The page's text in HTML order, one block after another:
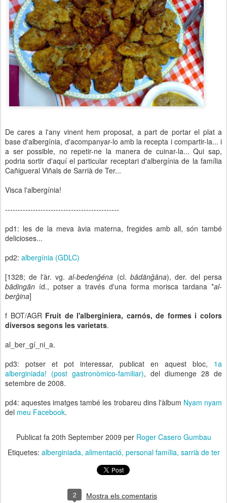
De cares a l'any vinent hem proposat, a part de portar el plat a
base d'albergínia, d'acompanyar-lo amb la recepta i compartir-la... i
a ser possible, no repetir-ne la manera de cuinar-la... Qui sap,
podria sortir d'aquí el particular receptari d'albergínia de la família
Cañigueral Viñals de Sarrià de Ter...
Visca l'albergínia!
---------------------------------------------
pd1: les de la meva àvia materna, fregides amb all, són també
delicioses...
pd2: albergínia (GDLC)
[1328; de l'àr. vg.al-bedenǧéna (cl. bādänǧāna), der. del persa
bādingān íd., potser a través d'una forma morisca tardana *al-
berǧina]
f BOT/AGR Fruit de l'alberginiera, carnós, de formes i colors
diversos segons les varietats.
al_ber_gí_ni_a.
pd3: potser et pot interessar, publicat en aquest bloc, 1a
alberginiada! (post gastronòmico-familiar), del diumenge 28 de
setembre de 2008.
pd4: aquestes imatges també les trobareu dins l'àlbum Nyam nyam
del meu Facebook.
Publicat fa 20th September 2009 per Roger Casero Gumbau
Etiquetes: alberginiada alimentació personal família sarrià de ter
2 Mostra els comentaris